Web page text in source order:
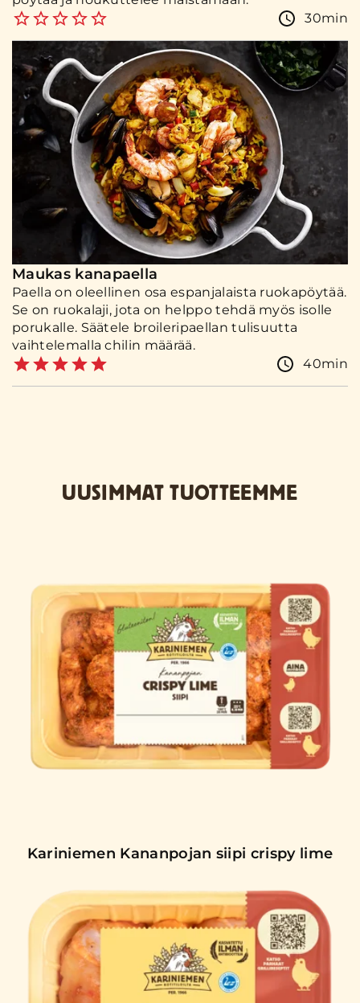
30min
Maukas kanapaella
Paella on oleellinen osa espanjalaista ruokapöytää.
Se on ruokalaji, jota on helppo tehdä myös isolle
porukalle. Säätele broileripaellan tulisuutta
vaihtelemalla chilin määrää.
40min
UUSIMMAT TUOTTEEMME
Kariniemen Kananpojan siipi crispy lime